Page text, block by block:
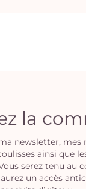
la
newsletter, mes
ainsi que
serez tenu au
un accès